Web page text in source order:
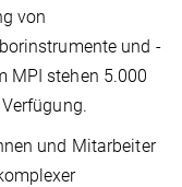
von
und -
MPI stehen 5.000
und Mitarbeiter